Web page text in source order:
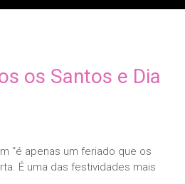
os Santos e Dia
“é apenas um feriado que os
É uma das festividades mais